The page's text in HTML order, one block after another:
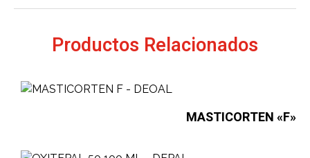
Productos Relacionados
MASTICORTEN «F»